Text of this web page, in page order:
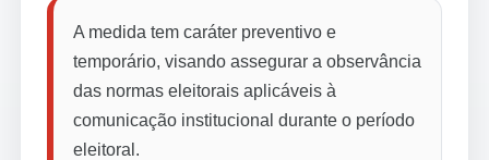
A medida tem caráter preventivo e
temporário, visando assegurar a observância
das normas eleitorais aplicáveis à
comunicação institucional durante o período
eleitoral.